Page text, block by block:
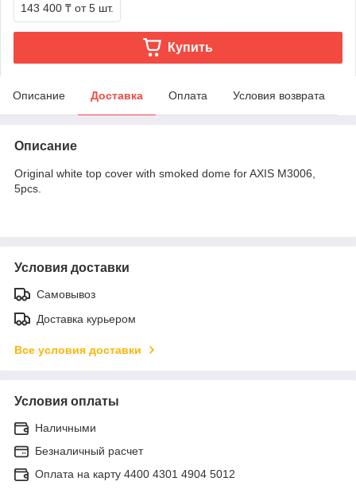
143 400 ₸ от 5 шт.
Купить
Описание Доставка Оплата Условия возврата
Описание
Original white top cover with smoked dome for AXIS M3006,
5pcs.
Условия доставки
Самовывоз
Доставка курьером
Все условия доставки
Условия оплаты
Наличными
Безналичный расчет
Оплата на карту 4400 4301 4904 5012